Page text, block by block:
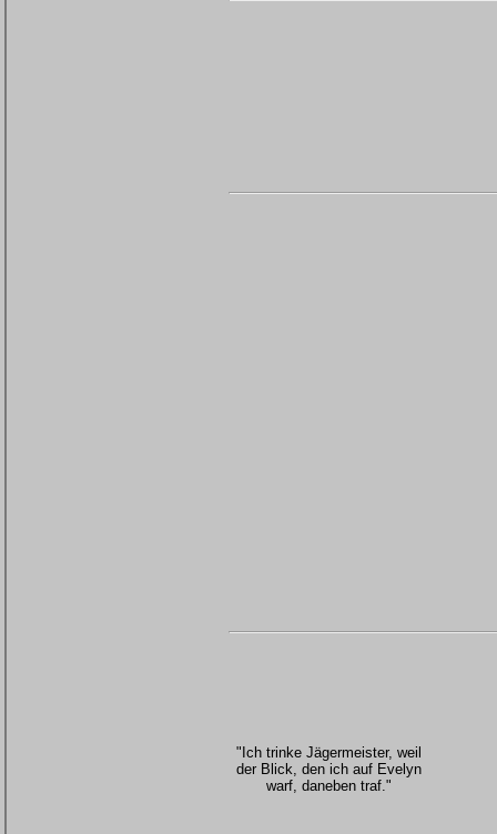
"Ich trinke Jägermeister, weil
der Blick, den ich auf Evelyn
warf, daneben traf."